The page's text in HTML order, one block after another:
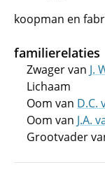
koopman en
familierelaties
Zwager van J.
Lichaam
Oom van D.C.
Oom van J.A.
Grootvader